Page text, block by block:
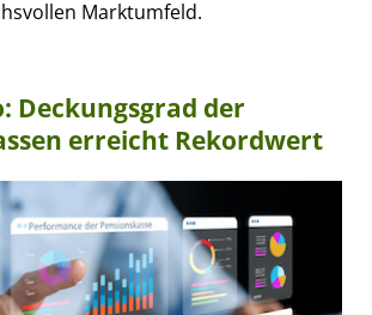
Marktumfeld.
Deckungsgrad der
erreicht Rekordwert